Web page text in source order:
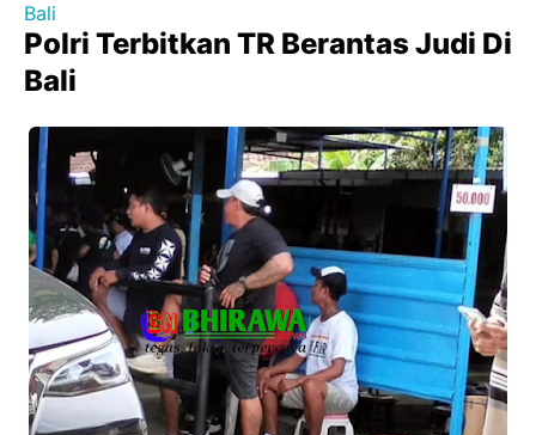
Bali
Polri Terbitkan TR Berantas Judi Di
Bali